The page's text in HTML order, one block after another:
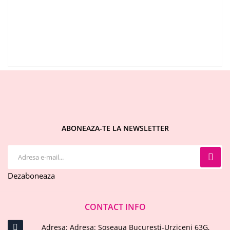
ABONEAZA-TE LA NEWSLETTER
Dezaboneaza
CONTACT INFO
Adresa: Adresa: Soseaua Bucuresti-Urziceni 63G,